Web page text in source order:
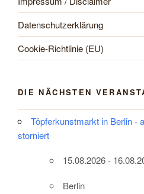
Datenschutzerklärung
Cookie-Richtlinie (EU)
DIE NÄCHSTEN
Töpferkunstmarkt in Berlin -
storniert
15.08.2026 -
Berlin